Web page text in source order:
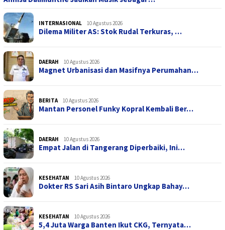
INTERNASIONAL 10 Agustus 2026
Dilema Militer AS: Stok Rudal Terkuras, …
DAERAH 10 Agustus 2026
Magnet Urbanisasi dan Masifnya Perumahan…
BERITA 10 Agustus 2026
Mantan Personel Funky Kopral Kembali Ber…
DAERAH 10 Agustus 2026
Empat Jalan di Tangerang Diperbaiki, Ini…
KESEHATAN 10 Agustus 2026
Dokter RS Sari Asih Bintaro Ungkap Bahay…
KESEHATAN 10 Agustus 2026
5,4 Juta Warga Banten Ikut CKG, Ternyata…